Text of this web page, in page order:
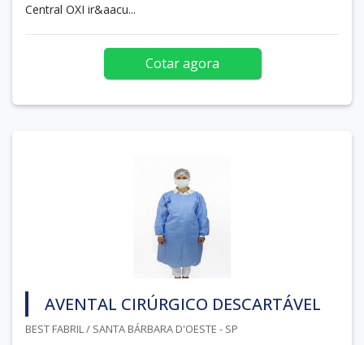
Central OXI ir&aacu...
Cotar agora
AVENTAL CIRÚRGICO DESCARTÁVEL
BEST FABRIL / SANTA BÁRBARA D'OESTE - SP